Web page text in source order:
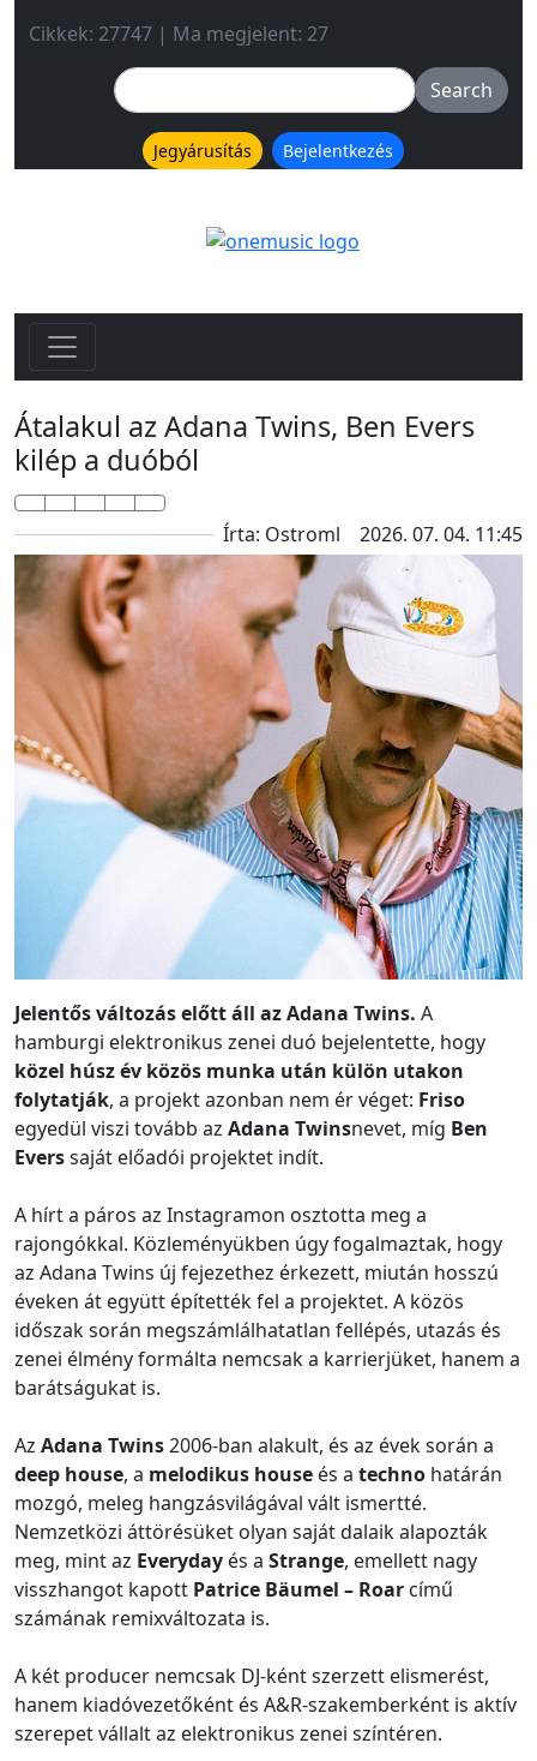
Cikkek: 27747 | Ma megjelent: 27
Jegyárusítás Bejelentkezés
Átalakul az Adana Twins, Ben Evers
kilép a duóból
Írta: Ostroml 2026. 07. 04. 11:45
Jelentős változás előtt áll az Adana Twins. A
hamburgi elektronikus zenei duó bejelentette, hogy
közel húsz év közös munka után külön utakon
folytatják, a projekt azonban nem ér véget: Friso
egyedül viszi tovább az Adana Twinsnevet, míg Ben
Everssaját előadói projektet indít.
A hírt a páros az Instagramon osztotta meg a
rajongókkal. Közleményükben úgy fogalmaztak, hogy
az Adana Twins új fejezethez érkezett, miután hosszú
éveken át együtt építették fel a projektet. A közös
időszak során megszámlálhatatlan fellépés, utazás és
zenei élmény formálta nemcsak a karrierjüket, hanem a
barátságukat is.
Az Adana Twins2006-ban alakult, és az évek során a
deep house, a melodikus house és a techno határán
mozgó, meleg hangzásvilágával vált ismertté.
Nemzetközi áttörésüket olyan saját dalaik alapozták
meg, mint az Everyday és a Strange, emellett nagy
visszhangot kapott Patrice Bäumel – Roar című
számának remixváltozata is.
A két producer nemcsak DJ-ként szerzett elismerést,
hanem kiadóvezetőként és A&R-szakemberként is aktív
szerepet vállalt az elektronikus zenei színtéren.